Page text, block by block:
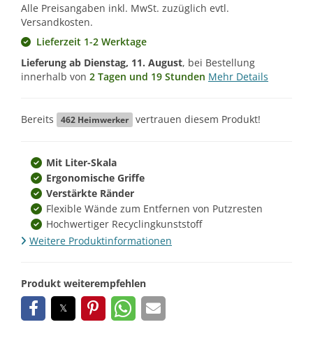
Alle Preisangaben inkl. MwSt. zuzüglich evtl.
Versandkosten.
Lieferzeit 1-2 Werktage
Lieferung ab Dienstag, 11. August, bei Bestellung
innerhalb von 2 Tagen und 19 Stunden Mehr Details
Bereits 462 Heimwerker vertrauen diesem Produkt!
Mit Liter-Skala
Ergonomische Griffe
Verstärkte Ränder
Flexible Wände zum Entfernen von Putzresten
Hochwertiger Recyclingkunststoff
Weitere Produktinformationen
Produkt weiterempfehlen